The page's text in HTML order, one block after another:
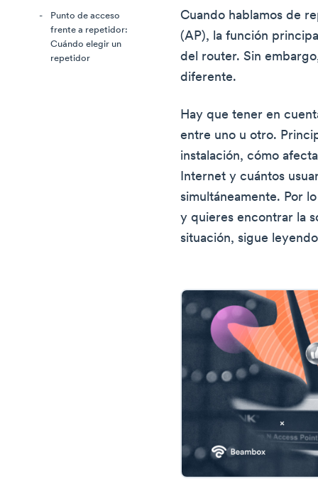
Punto de acceso
frente a repetidor:
Cuándo elegir un
repetidor
Cuando hablamos de
(AP), la función
del router. Sin
diferente.
Hay que tener en
entre uno u otro.
instalación, cómo
Internet y cuántos
simultáneamente. Por
y quieres encontrar la
situación, sigue